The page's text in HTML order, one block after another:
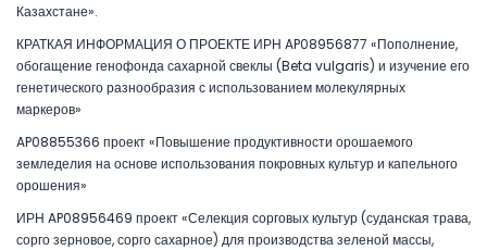
Казахстане».
КРАТКАЯ ИНФОРМАЦИЯ О ПРОЕКТЕ ИРН AP08956877 «Пополнение,
обогащение генофонда сахарной свеклы (Beta vulgaris) и изучение его
генетического разнообразия с использованием молекулярных
маркеров»
AP08855366 проект «Повышение продуктивности орошаемого
земледелия на основе использования покровных культур и капельного
орошения»
ИРН AP08956469 проект «Селекция сорговых культур (суданская трава,
сорго зерновое, сорго сахарное) для производства зеленой массы,